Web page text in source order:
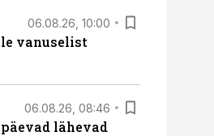
06.08.26, 10:00
vanuselist
06.08.26, 08:46
lähevad